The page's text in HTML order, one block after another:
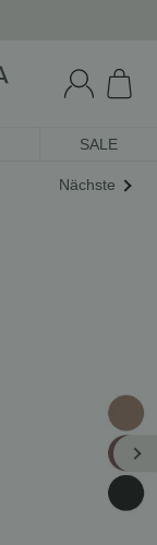
SALE
Nächste